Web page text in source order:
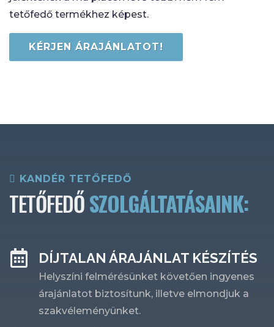
tetőfedő termékhez képest.
KÉRJEN ÁRAJÁNLATOT!
KANDÉR TETŐFEDŐ
TETŐFEDŐSZOLGÁLTATÁSAINK:
DÍJTALAN ÁRAJÁNLAT KÉSZÍTÉS
Helyszíni felmérésünket követően ingyenes
árajánlatot biztosítunk, illetve elmondjuk a
szakvéleményünket.